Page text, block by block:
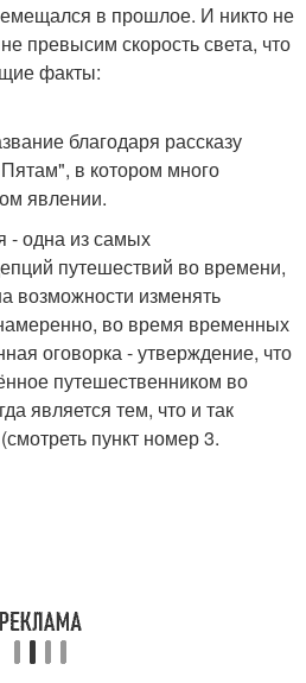
в прошлое. И никто не
превысим скорость света, что
факты:
благодаря рассказу
в котором много
явлении.
- одна из самых
путешествий во времени,
возможности изменять
во время временных
оговорка - утверждение, что
путешественником во
является тем, что и так
пункт номер 3.